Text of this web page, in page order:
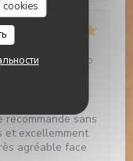
cookies
/5 Цена / качество
recommande sans
et excellemment
agréable face